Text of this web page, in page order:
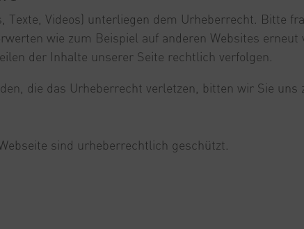
Texte, Videos) unterliegen dem Urheberrecht. Bitte
wie zum Beispiel auf anderen Websites erneut
der Inhalte unserer Seite rechtlich verfolgen.
die das Urheberrecht verletzen, bitten wir Sie uns
sind urheberrechtlich geschützt.